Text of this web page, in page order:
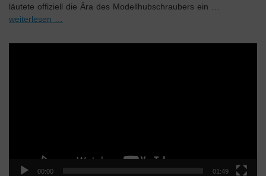
läutete offiziell die Ära des Modellhubschraubers ein …
weiterlesen …
00:00 01:49